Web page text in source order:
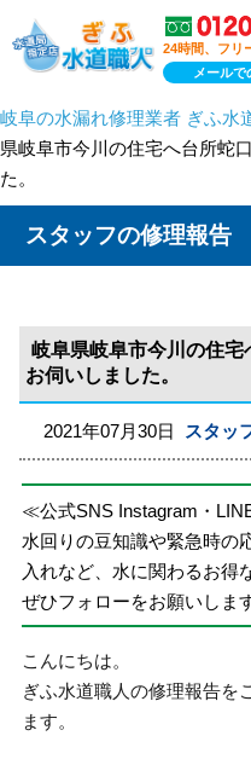
24時間、フリ
メールで
岐阜の水漏れ修理業者 ぎふ水
県岐阜市今川の住宅へ台所蛇
た。
スタッフの修理報告
岐阜県岐阜市今川の住
お伺いしました。
2021年07月30日 スタッ
≪公式SNS Instagram・
水回りの豆知識や緊急時の
入れなど、水に関わるお得
ぜひフォローをお願いしま
こんにちは。
ぎふ水道職人の修理報告を
ます。